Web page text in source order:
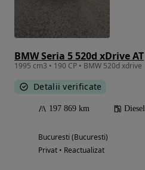
BMW Seria 5 520d xDrive AT
1995 cm3 • 190 CP • BMW 520d xdrive
Detalii verificate
197 869 km Diesel
Bucuresti (Bucuresti)
Privat • Reactualizat